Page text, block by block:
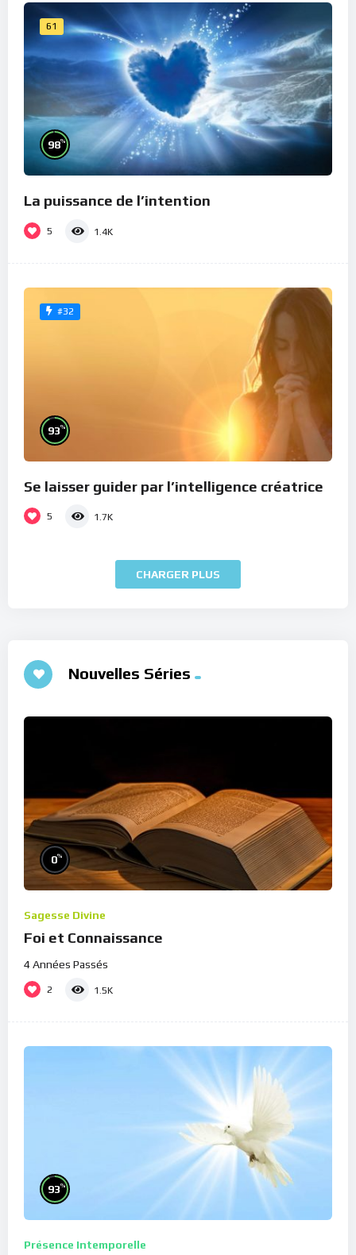
61
98%
La puissance de l’intention
5 1.4K
#32
93%
Se laisser guider par l’intelligence créatrice
5 1.7K
CHARGER PLUS
Nouvelles Séries
0%
Sagesse Divine
Foi et Connaissance
4 Années Passés
2 1.5K
93%
Présence Intemporelle